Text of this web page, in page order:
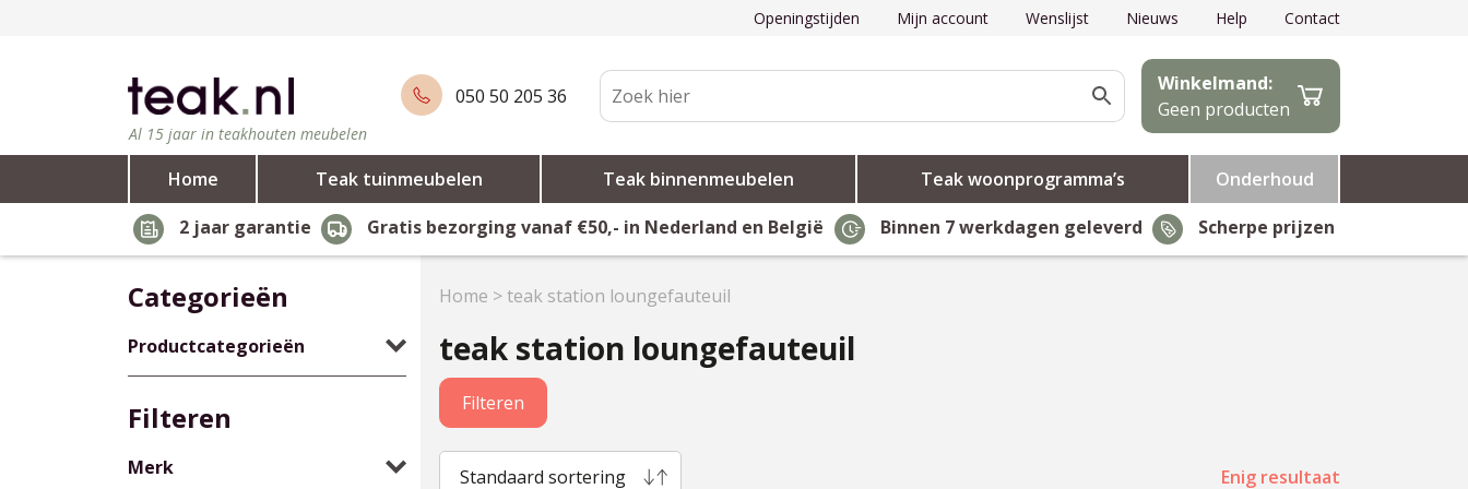
Openingstijden Mijn account Wenslijst Nieuws Help Contact
Al 15 jaar in teakhouten meubelen
050 50 205 36
Winkelmand:
Geen producten
Home Teak tuinmeubelen Teak binnenmeubelen Teak woonprogramma’s
Onderhoud
2 jaar garantie
Gratis bezorging vanaf €50,- in Nederland en België Binnen 7 werkdagen geleverd Scherpe prijzen
Categorieën
Productcategorieën
Filteren
Merk
Home >teak station loungefauteuil
teak station loungefauteuil
Filteren
Standaard sortering Enig resultaat